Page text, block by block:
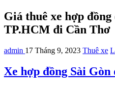
Giá thuê xe hợp
TP.HCM đi Cần Thơ
admin 17 Tháng 9, 2023 Thuê xe
Xe hợp đồng Sài